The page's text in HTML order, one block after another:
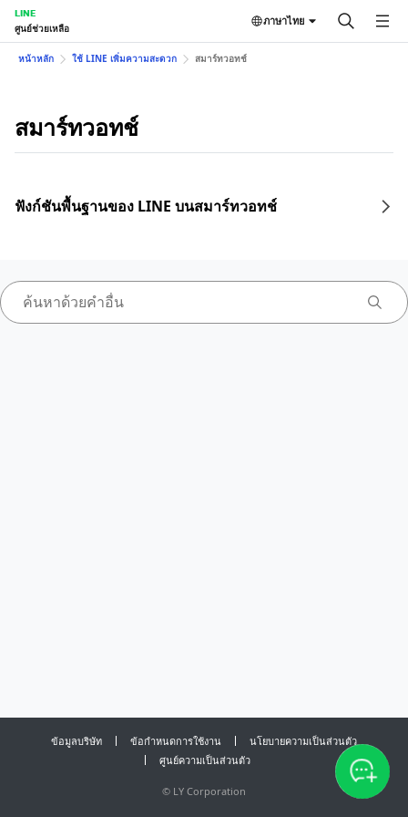
LINE
ศูนย์ช่วยเหลือ
ภาษาไทย
หน้าหลัก ใช้ LINE เพิ่มความสะดวก สมาร์ทวอทช์
สมาร์ทวอทช์
ฟังก์ชันพื้นฐานของ LINE บนสมาร์ทวอทช์
ข้อมูลบริษัท ข้อกำหนดการใช้งาน
นโยบายความเป็นส่วนตัว
ศูนย์ความเป็นส่วนตัว
© LY Corporation